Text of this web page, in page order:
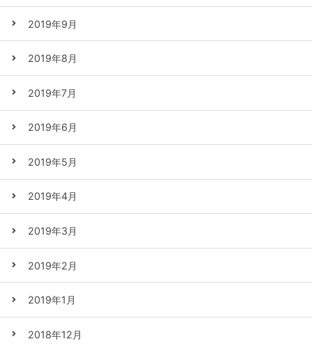
2019年9月
2019年8月
2019年7月
2019年6月
2019年5月
2019年4月
2019年3月
2019年2月
2019年1月
2018年12月